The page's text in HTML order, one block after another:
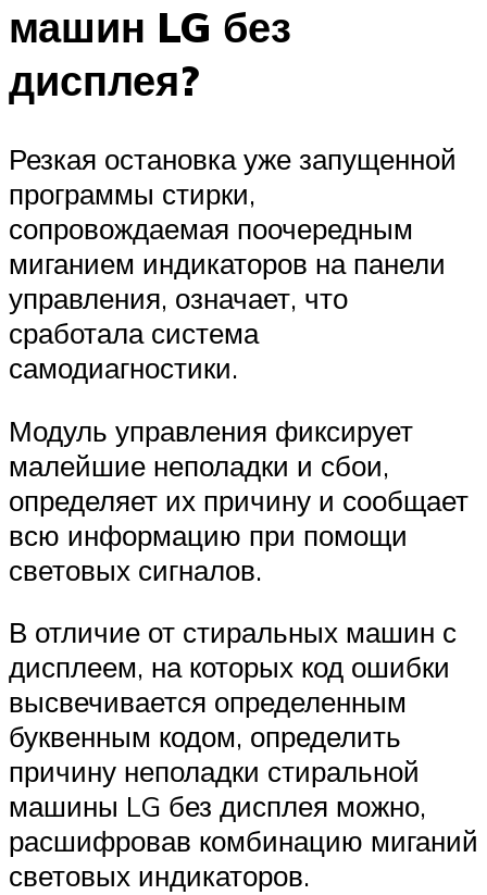
машин LG без
дисплея?
Резкая остановка уже запущенной
программы стирки,
сопровождаемая поочередным
миганием индикаторов на панели
управления, означает, что
сработала система
самодиагностики.
Модуль управления фиксирует
малейшие неполадки и сбои,
определяет их причину и сообщает
всю информацию при помощи
световых сигналов.
В отличие от стиральных машин с
дисплеем, на которых код ошибки
высвечивается определенным
буквенным кодом, определить
причину неполадки стиральной
машины LG без дисплея можно,
расшифровав комбинацию миганий
световых индикаторов.